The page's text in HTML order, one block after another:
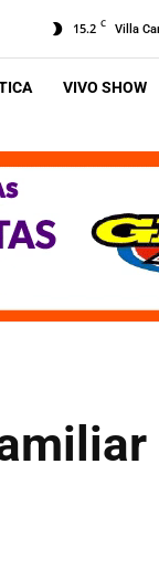
15.2 C Villa
VIVO SHOW